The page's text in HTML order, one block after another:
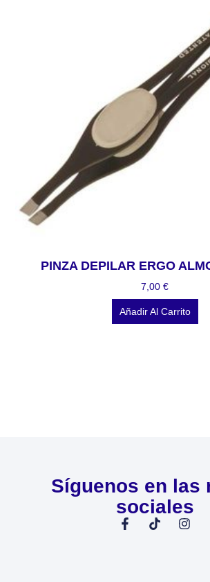
PINZA DEPILAR ERGO
7,00 €
Añadir Al Carrito
Síguenos en las
sociales